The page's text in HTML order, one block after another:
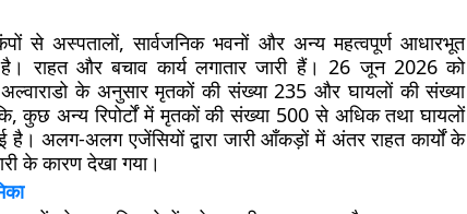
से अस्पतालों, सार्वजनिक भवनों और अन्य महत्वपूर्ण आधारभूत
राहत और बचाव कार्य लगातार जारी हैं। 26 जून 2026 को
के अनुसार मृतकों की संख्या 235 और घायलों की संख्या
कुछ अन्य रिपोर्टों में मृतकों की संख्या 500 से अधिक तथा घायलों
अलग-अलग एजेंसियों द्वारा जारी आँकड़ों में अंतर राहत कार्यों के
के कारण देखा गया।